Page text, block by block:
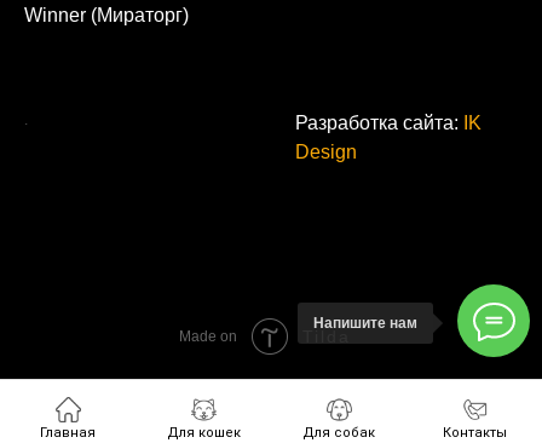
Winner (Мираторг)
Разработка сайта:
IK
Design
Главная Для кошек Для собак Контакты
Напишите нам
Made on